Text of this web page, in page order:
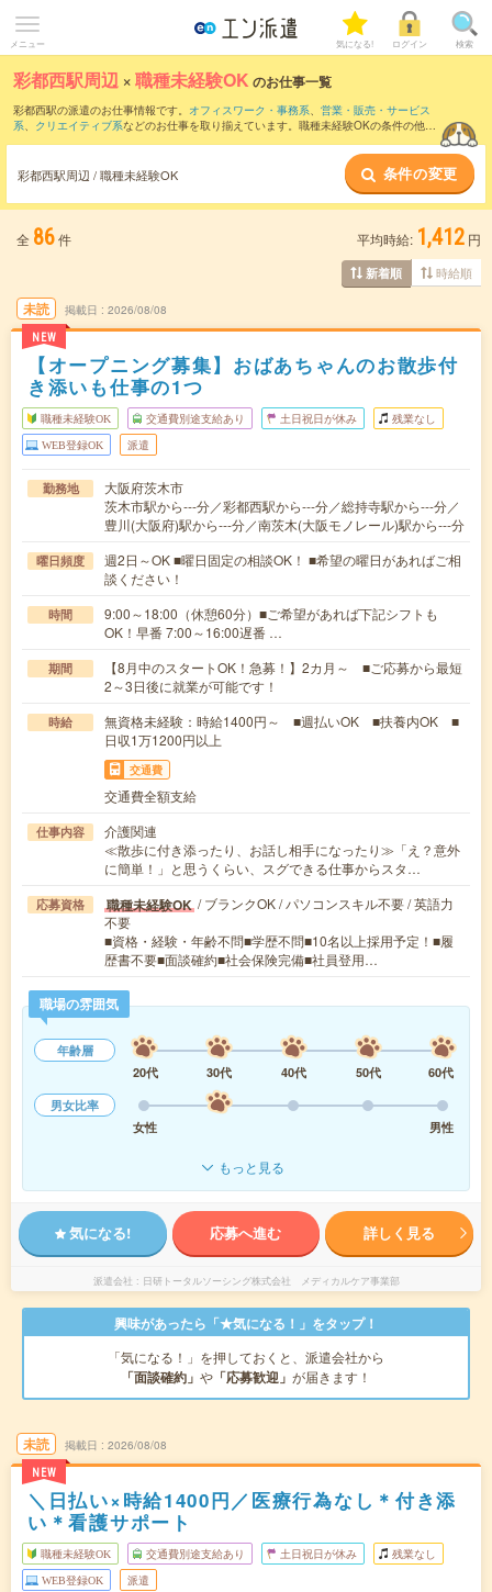
メニュー 気になる! ログイン 検索
彩都西駅周辺 ×職種未経験OK のお仕事一覧
彩都西駅の派遣のお仕事情報です。 オフィスワーク・事務系、 営業・販売・サービス
系、 クリエイティブ系などのお仕事を取り揃えています。職種未経験OKの条件の他
彩都西駅周辺 / 職種未経験OK 条件の変更
全 86件 平均時給: 1,412 円
新着順 時給順
未読
NEW
掲載日 2026/08/08
【オープニング募集】おばあちゃんのお散歩付
き添いも仕事の1つ
職種未経験OK 交通費別途支給あり 土日祝日が休み 残業なし
WEB登録OK 派遣
勤務地
大阪府茨木市
茨木市駅から---分／彩都西駅から---分／総持寺駅から---分／
豊川(大阪府)駅から---分／南茨木(大阪モノレール)駅から---分
曜日頻度
週2日～OK ■曜日固定の相談OK！ ■希望の曜日があればご相
談ください！
時間
9:00～18:00（休憩60分）■ご希望があれば下記シフトも
OK！早番 7:00～16:00遅番 …
期間
【8月中のスタートOK！急募！】2カ月～ ■ご応募から最短
2～3日後に就業が可能です！
時給
無資格未経験：時給1400円～ ■週払いOK ■扶養内OK ■
日収1万1200円以上
交通費
交通費全額支給
仕事内容
介護関連
≪散歩に付き添ったり、お話し相手になったり≫「え？意外
に簡単！」と思うくらい、スグできる仕事からスタ…
応募資格 職種未経験OK / ブランクOK / パソコンスキル不要 / 英語力
不要
■資格・経験・年齢不問■学歴不問■10名以上採用予定！■履
歴書不要■面談確約■社会保険完備■社員登用…
職場の雰囲気
年齢層
20代
30代 40代 50代
60代
男女比率
女性
男性
もっと見る
気になる! 応募へ進む 詳しく見る
派遣会社 日研トータルソーシング株式会社 メディカルケア事業部
興味があったら「★気になる！」をタップ！
「気になる！」を押しておくと、派遣会社から
「面談確約」 や 「応募歓迎」 が届きます！
未読
NEW
掲載日 2026/08/08
＼日払い×時給1400円／医療行為なし＊付き添
い＊看護サポート
職種未経験OK 交通費別途支給あり 土日祝日が休み 残業なし
WEB登録OK 派遣